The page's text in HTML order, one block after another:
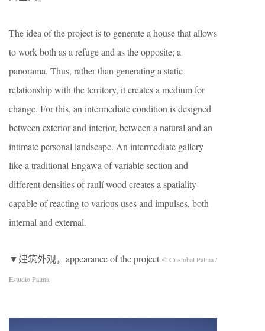
The idea of the project is to generate a house that allows
to work both as a refuge and as the opposite; a
panorama. Thus, rather than generating a static
relationship with the territory, it creates a medium for
change. For this, an intermediate condition is designed
between exterior and interior, between a natural and an
intimate personal landscape. An intermediate gallery
like a traditional Engawa of variable section and
different densities of raulí wood creates a spatiality
capable of reacting to various uses and impulses, both
internal and external.
▼建筑外观，appearance of the project © Cristobal Palma /
Estudio Palma